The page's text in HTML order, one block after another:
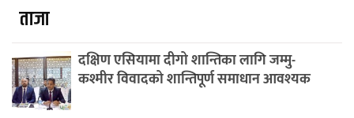
ताजा
दक्षिण एसियामा दीगो शान्तिका लागि जम्मु-
कश्मीर विवादको शान्तिपूर्ण समाधान आवश्यक